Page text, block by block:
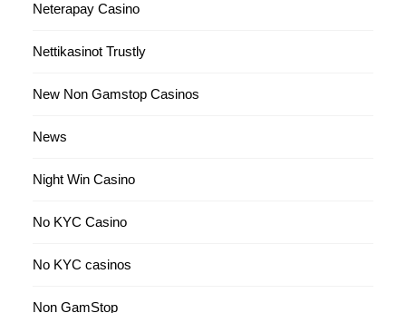
Neterapay Casino
Nettikasinot Trustly
New Non Gamstop Casinos
News
Night Win Casino
No KYC Casino
No KYC casinos
Non GamStop